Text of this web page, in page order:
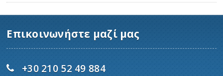
Επικοινωνήστε μαζί μας
+30 210 52 49 884